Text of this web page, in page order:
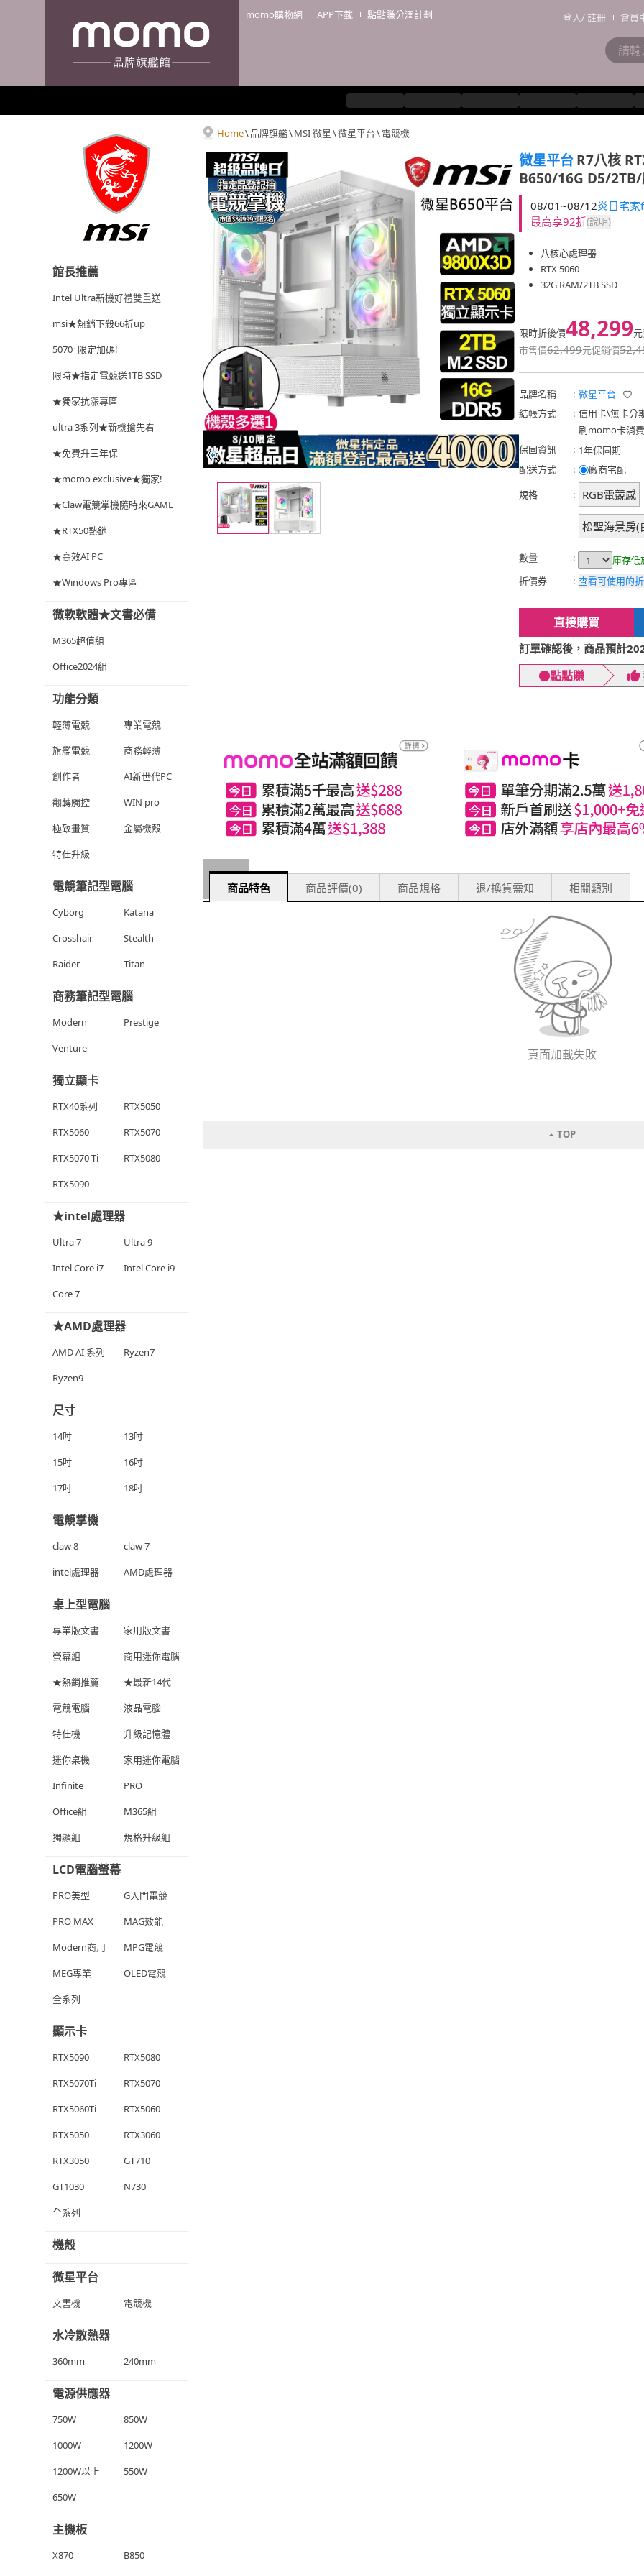
momo購物網 APP下載 點點賺分潤計劃 登入/註冊 會員
館長推薦
Intel Ultra新機好禮雙重送
msi★熱銷下殺66折up
5070↑限定加碼!
限時★指定電競送1TB SSD
★獨家抗漲專區
ultra 3系列★新機搶先看
★免費升三年保
★momo exclusive★獨家!
★Claw電競掌機隨時來GAME
★RTX50熱銷
★高效AI PC
★Windows Pro專區
微軟軟體★文書必備
M365超值組
Office2024組
功能分類
輕薄電競
專業電競
旗艦電競
商務輕薄
創作者
AI新世代PC
翻轉觸控
WIN pro
極致畫質
金屬機殼
特仕升級
電競筆記型電腦
Cyborg
Katana
Crosshair
Stealth
Raider
Titan
商務筆記型電腦
Modern
Prestige
Venture
獨立顯卡
RTX40系列
RTX5050
RTX5060
RTX5070
RTX5070 Ti
RTX5080
RTX5090
★intel處理器
Ultra 7
Ultra 9
Intel Core i7
Intel Core i9
Core 7
★AMD處理器
AMD AI 系列
Ryzen7
Ryzen9
尺寸
14吋
13吋
15吋
16吋
17吋
18吋
電競掌機
claw 8
claw 7
intel處理器
AMD處理器
桌上型電腦
專業版文書
家用版文書
螢幕組
商用迷你電腦
★熱銷推薦
★最新14代
電競電腦
液晶電腦
特仕機
升級記憶體
迷你桌機
家用迷你電腦
Infinite
PRO
Office組
M365組
獨顯組
規格升級組
LCD電腦螢幕
PRO美型
G入門電競
PRO MAX
MAG效能
Modern商用
MPG電競
MEG專業
OLED電競
全系列
顯示卡
RTX5090
RTX5080
RTX5070Ti
RTX5070
RTX5060Ti
RTX5060
RTX5050
RTX3060
RTX3050
GT710
GT1030
N730
全系列
機殼
微星平台
文書機 電競機
水冷散熱器
360mm 240mm
電源供應器
750W
850W
1000W
1200W
1200W以上
550W
650W
主機板
X870
B850
Home\品牌旗艦\MSI 微星\微星平台\電競機
微星平台R7八核
B650/16G D5/
08/01~08/12炎日宅
最高享92折(說明)
八核心處理器
RTX 5060
32G RAM/2TB SSD
限時折後價48,299元
市售價62,499元促銷價
品牌名稱 : 微星平台
結帳方式
: 信用卡\無卡分
刷momo卡消
保固資訊
: 1年保固期
配送方式
:
廠商宅配
規格
: RGB電競感
松聖海景房(
數量 :
庫存低
折價券
: 查看可使用的
直接購買
訂單確認後，商品預計
點點賺
商品特色 商品評價(0) 商品規格 退/換貨需知 相關類別
頁面加載失敗
TOP